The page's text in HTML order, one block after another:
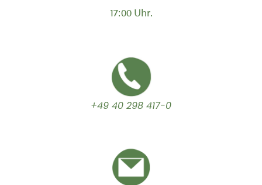
17:00 Uhr.
+49 40 298 417-0